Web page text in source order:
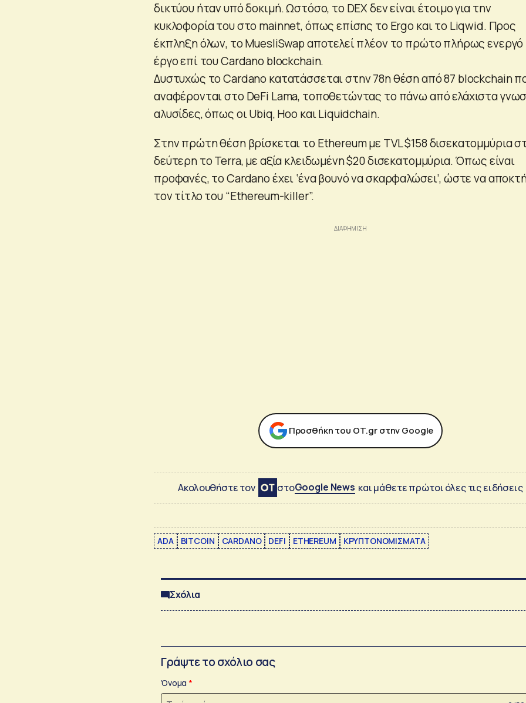
δικτύου ήταν υπό δοκιμή. Ωστόσο, το DEX δεν είναι έτοιμο για την
κυκλοφορία του στο mainnet, όπως επίσης το Ergo και το Liqwid. Προς
έκπληξη όλων, το MuesliSwap αποτελεί πλέον το πρώτο πλήρως ενεργό
έργο επί του Cardano blockchain.
Δυστυχώς το Cardano κατατάσσεται στην 78η θέση από 87 blockchain
αναφέρονται στο DeFi Lama, τοποθετώντας το πάνω από ελάχιστα
αλυσίδες, όπως οι Ubiq, Hoo και Liquidchain.
Στην πρώτη θέση βρίσκεται το Ethereum με TVL $158 δισεκατομμύρια
δεύτερη το Terra, με αξία κλειδωμένη $20 δισεκατομμύρια. Όπως είναι
προφανές, το Cardano έχει ‘ένα βουνό να σκαρφαλώσει’, ώστε να
τον τίτλο του “Ethereum-killer”.
Προσθήκη του ΟΤ.gr στην Google
Ακολουθήστε τον στοGoogle News και μάθετε πρώτοι όλες τις ειδήσεις
ADA BITCOIN CARDANO DEFI ETHEREUM ΚΡΥΠΤΟΝΟΜΙΣΜΑΤΑ
Σχόλια
Γράψτε το σχόλιο σας
Όνομα